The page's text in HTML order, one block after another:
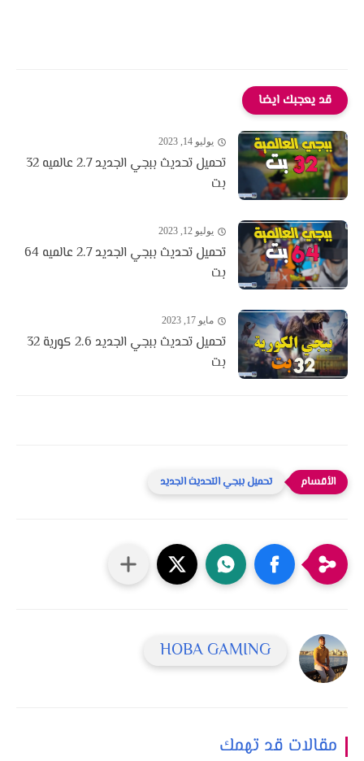
قد يعجبك ايضا
يوليو 14, 2023
تحميل تحديث ببجي الجديد 2.7 عالميه 32
بت
يوليو 12, 2023
تحميل تحديث ببجي الجديد 2.7 عالميه 64
بت
مايو 17, 2023
تحميل تحديث ببجي الجديد 2.6 كورية 32
بت
تحميل ببجي التحديث الجديد
HOBA GAMING
مقالات قد تهمك